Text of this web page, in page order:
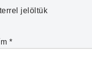
jelöltük
*